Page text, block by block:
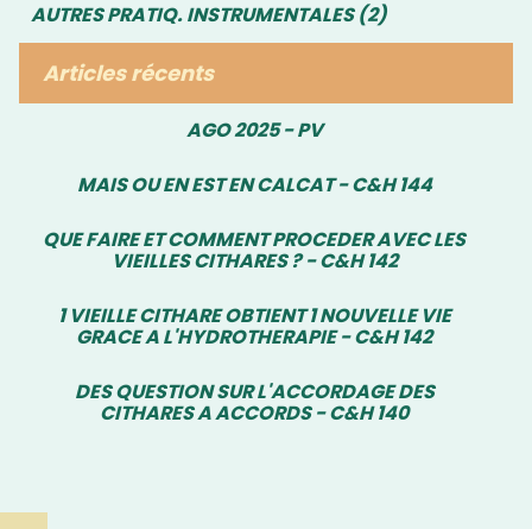
AUTRES PRATIQ. INSTRUMENTALES (2)
Articles récents
AGO 2025 - PV
MAIS OU EN EST EN CALCAT - C&H 144
QUE FAIRE ET COMMENT PROCEDER AVEC LES
VIEILLES CITHARES ? - C&H 142
1 VIEILLE CITHARE OBTIENT 1 NOUVELLE VIE
GRACE A L'HYDROTHERAPIE - C&H 142
DES QUESTION SUR L'ACCORDAGE DES
CITHARES A ACCORDS - C&H 140